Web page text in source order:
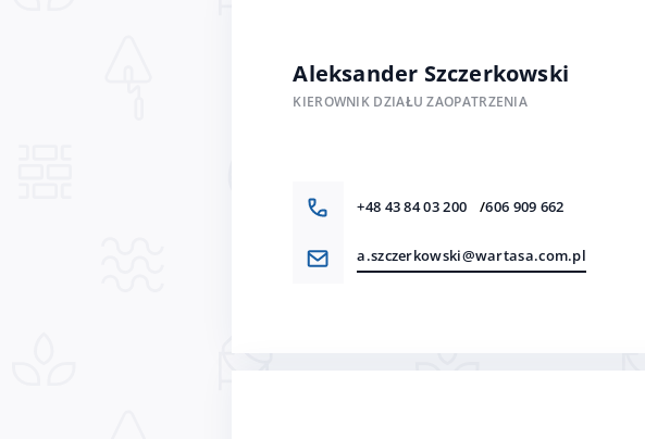
Aleksander Szczerkowski
KIEROWNIK DZIAŁU ZAOPATRZENIA
+48 43 84 03 200 606 909 662
a.szczerkowski@wartasa.com.pl